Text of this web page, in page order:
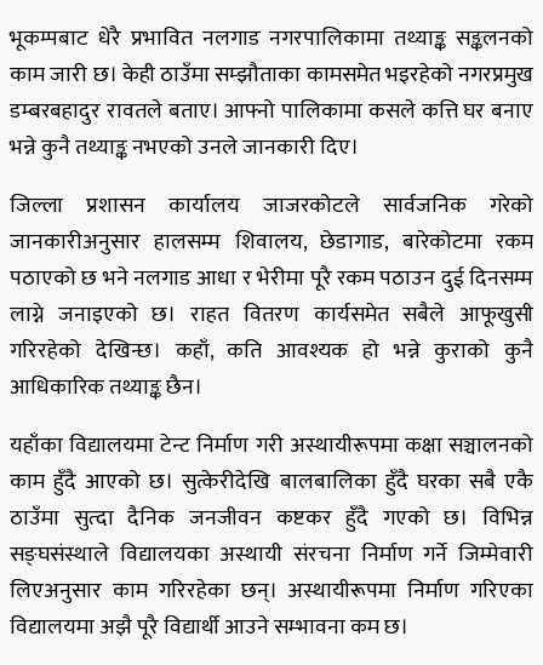
भूकम्पबाट धेरै प्रभावित नलगाड नगरपालिकामा तथ्याङ्क सङ्कलनको
काम जारी छ। केही ठाउँमा सम्झौताका कामसमेत भइरहेको नगरप्रमुख
डम्बरबहादुर रावतले बताए। आफ्नो पालिकामा कसले कत्ति घर बनाए
भन्ने कुनै तथ्याङ्क नभएको उनले जानकारी दिए।
जिल्ला प्रशासन कार्यालय जाजरकोटले सार्वजनिक गरेको
जानकारीअनुसार हालसम्म शिवालय, छेडागाड, बारेकोटमा रकम
पठाएको छ भने नलगाड आधा र भेरीमा पूरै रकम पठाउन दुई दिनसम्म
लाग्ने जनाइएको छ। राहत वितरण कार्यसमेत सबैले आफूखुसी
गरिरहेको देखिन्छ। कहाँ, कति आवश्यक हो भन्ने कुराको कुनै
आधिकारिक तथ्याङ्क छैन।
यहाँका विद्यालयमा टेन्ट निर्माण गरी अस्थायीरूपमा कक्षा सञ्चालनको
काम हुँदै आएको छ। सुत्केरीदेखि बालबालिका हुँदै घरका सबै एकै
ठाउँमा सुत्दा दैनिक जनजीवन कष्टकर हुँदै गएको छ। विभिन्न
सङ्घसंस्थाले विद्यालयका अस्थायी संरचना निर्माण गर्ने जिम्मेवारी
लिएअनुसार काम गरिरहेका छन्। अस्थायीरूपमा निर्माण गरिएका
विद्यालयमा अझै पूरै विद्यार्थी आउने सम्भावना कम छ।